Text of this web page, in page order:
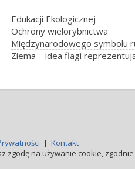
Edukacji Ekologicznej
Ochrony wielorybnictwa
| Kontakt
zgodę na używanie cookie,